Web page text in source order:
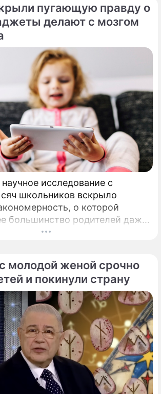
пугающую правду о
делают с мозгом
исследование с
школьников вскрыло
о которой
большинство родителей даже
Привычка дарить ребенку
возрасте обворачивается
в учебе.
молодой женой срочно
и покинули страну